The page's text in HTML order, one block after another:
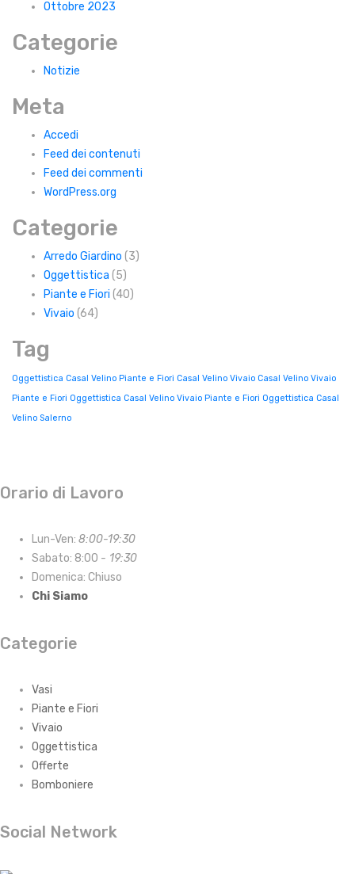
Ottobre 2023
Categorie
Notizie
Meta
Accedi
Feed dei contenuti
Feed dei commenti
WordPress.org
Categorie
Arredo Giardino (3)
Oggettistica (5)
Piante e Fiori (40)
Vivaio (64)
Tag
Oggettistica Casal Velino Piante e Fiori Casal Velino Vivaio Casal Velino Vivaio
Piante e Fiori Oggettistica Casal Velino Vivaio Piante e Fiori Oggettistica Casal
Velino Salerno
Orario di Lavoro
Lun-Ven: 8:00-19:30
Sabato: 8:00 - 19:30
Domenica: Chiuso
Chi Siamo
Categorie
Vasi
Piante e Fiori
Vivaio
Oggettistica
Offerte
Bomboniere
Social Network